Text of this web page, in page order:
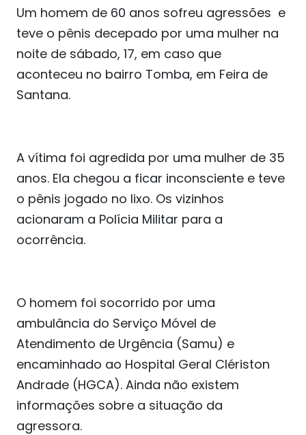
Um homem de 60 anos sofreu agressões e
teve o pênis decepado por uma mulher na
noite de sábado, 17, em caso que
aconteceu no bairro Tomba, em Feira de
Santana.
A vítima foi agredida por uma mulher de 35
anos. Ela chegou a ficar inconsciente e teve
o pênis jogado no lixo. Os vizinhos
acionaram a Polícia Militar para a
ocorrência.
O homem foi socorrido por uma
ambulância do Serviço Móvel de
Atendimento de Urgência (Samu) e
encaminhado ao Hospital Geral Clériston
Andrade (HGCA). Ainda não existem
informações sobre a situação da
agressora.